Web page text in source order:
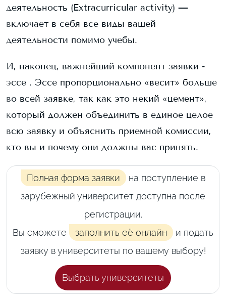
деятельность (Extracurricular activity) —
включает в себя все виды вашей
деятельности помимо учебы.
И, наконец, важнейший компонент заявки -
эссе . Эссе пропорционально «весит» больше
во всей заявке, так как это некий «цемент»,
который должен объединить в единое целое
всю заявку и объяснить приемной комиссии,
кто вы и почему они должны вас принять.
Полная форма заявки
на поступление в
зарубежный университет доступна после
регистрации.
Вы сможете
заполнить её онлайн
и подать
заявку в университеты по вашему выбору!
Выбрать университеты